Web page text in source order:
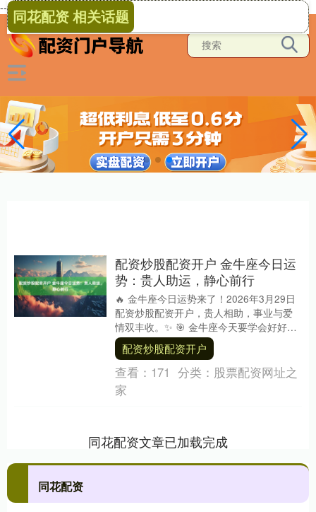
--> 同花配资 相关话题
配资炒股配资开户 金牛座今日运
势：贵人助运，静心前行
🔥 金牛座今日运势来了！2026年3月29日
配资炒股配资开户，贵人相助，事业与爱
情双丰收。✨ 🎯 金牛座今天要学会好好善
待自己，别给自己太多压力。朝着目标前
进不....
配资炒股配资开户
查看： 171 分类： 股票配资网址之
家
同花配资文章已加载完成
同花配资